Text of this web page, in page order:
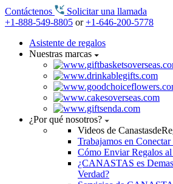
Contáctenos
Solicitar una llamada
+1-888-549-8805 or+1-646-200-5778
Asistente de regalos
Nuestras marcas
¿Por qué nosotros?
Videos de
Trabajamos en Conectar
Cómo Enviar Regalos
¿CANASTAS es
Verdad?